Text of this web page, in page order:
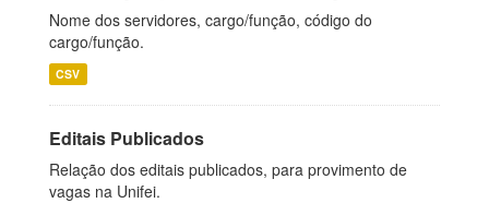
Nome dos servidores, cargo/função, código do
cargo/função.
CSV
Editais Publicados
Relação dos editais publicados, para provimento de
vagas na Unifei.